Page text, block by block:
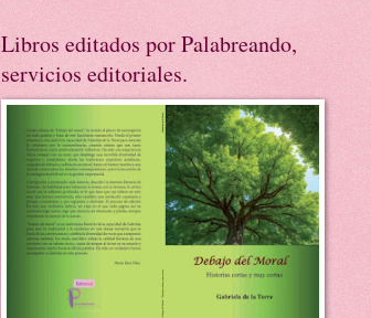
Libros editados por Palabreando,
servicios editoriales.